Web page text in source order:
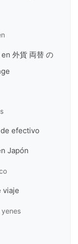
外貨 両替 の
efectivo
Japón
viaje